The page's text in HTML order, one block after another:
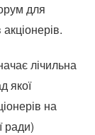
для
лічильна
якої
на
ради)